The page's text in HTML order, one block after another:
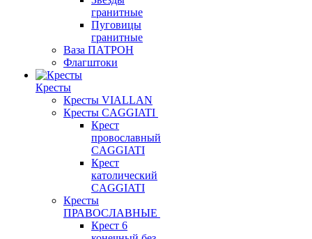
гранитные
Пуговицы
гранитные
Ваза ПАТРОН
Флагштоки
Кресты
Кресты VIALLAN
Кресты CAGGIATI
Крест
провославный
CAGGIATI
Крест
католический
CAGGIATI
Кресты
ПРАВОСЛАВНЫЕ
Крест 6